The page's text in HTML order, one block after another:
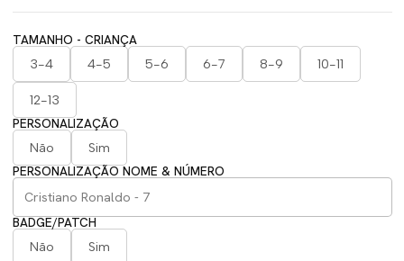
TAMANHO - CRIANÇA
3-4
4-5 5-6 6-7 8-9 10-11
12-13
PERSONALIZAÇÃO
Não
Sim
PERSONALIZAÇÃO NOME & NÚMERO
BADGE/PATCH
Não
Sim